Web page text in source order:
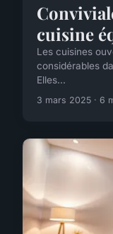
cuisine
Les cuisines
considérables
Elles...
3 mars 2025 · 6